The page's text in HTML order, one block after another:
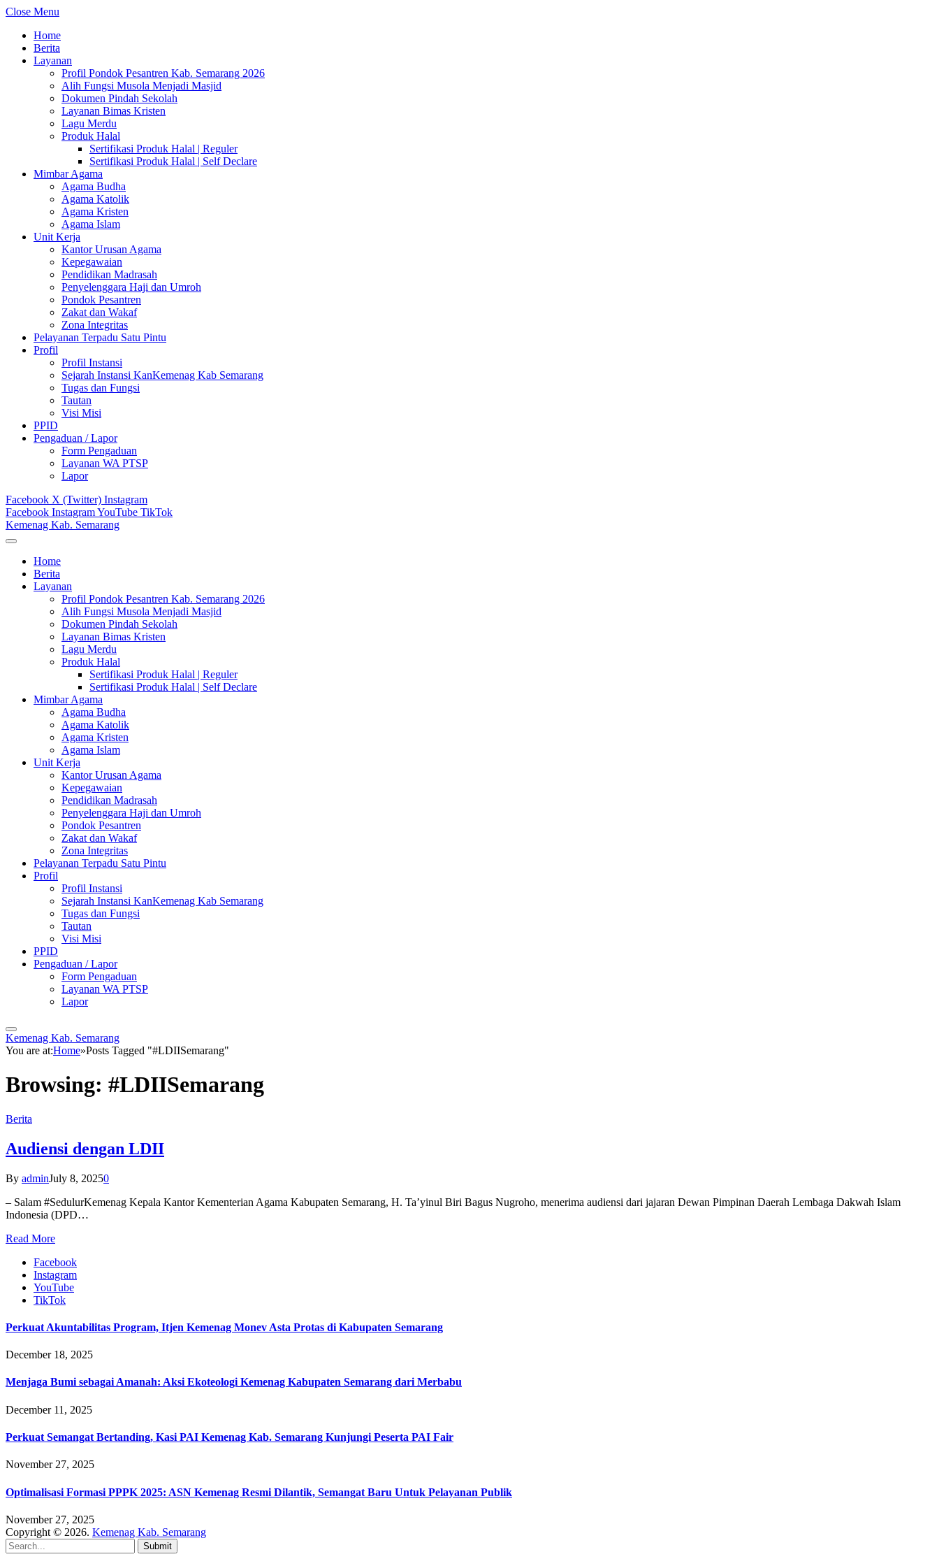
Close Menu
Home
Berita
Layanan
Profil Pondok Pesantren Kab. Semarang 2026
Alih Fungsi Musola Menjadi Masjid
Dokumen Pindah Sekolah
Layanan Bimas Kristen
Lagu Merdu
Produk Halal
Sertifikasi Produk Halal | Reguler
Sertifikasi Produk Halal | Self Declare
Mimbar Agama
Agama Budha
Agama Katolik
Agama Kristen
Agama Islam
Unit Kerja
Kantor Urusan Agama
Kepegawaian
Pendidikan Madrasah
Penyelenggara Haji dan Umroh
Pondok Pesantren
Zakat dan Wakaf
Zona Integritas
Pelayanan Terpadu Satu Pintu
Profil
Profil Instansi
Sejarah Instansi KanKemenag Kab Semarang
Tugas dan Fungsi
Tautan
Visi Misi
PPID
Pengaduan / Lapor
Form Pengaduan
Layanan WA PTSP
Lapor
Facebook X (Twitter) Instagram
Facebook InstagramYouTube TikTok
Kemenag Kab. Semarang
Home
Berita
Layanan
Profil Pondok Pesantren Kab. Semarang 2026
Alih Fungsi Musola Menjadi Masjid
Dokumen Pindah Sekolah
Layanan Bimas Kristen
Lagu Merdu
Produk Halal
Sertifikasi Produk Halal | Reguler
Sertifikasi Produk Halal | Self Declare
Mimbar Agama
Agama Budha
Agama Katolik
Agama Kristen
Agama Islam
Unit Kerja
Kantor Urusan Agama
Kepegawaian
Pendidikan Madrasah
Penyelenggara Haji dan Umroh
Pondok Pesantren
Zakat dan Wakaf
Zona Integritas
Pelayanan Terpadu Satu Pintu
Profil
Profil Instansi
Sejarah Instansi KanKemenag Kab Semarang
Tugas dan Fungsi
Tautan
Visi Misi
PPID
Pengaduan / Lapor
Form Pengaduan
Layanan WA PTSP
Lapor
Kemenag Kab. Semarang
You are at:Home»Posts Tagged "#LDIISemarang"
Browsing: #LDIISemarang
Berita
Audiensi dengan LDII
By adminJuly 8, 20250
– Salam #SedulurKemenag Kepala Kantor Kementerian Agama Kabupaten Semarang, H. Ta’yinul Biri Bagus Nugroho, menerima audiensi dari jajaran Dewan Pimpinan Daerah Lembaga Dakwah Islam
Indonesia (DPD…
Read More
Facebook
Instagram
YouTube
TikTok
Perkuat Akuntabilitas Program, Itjen Kemenag Monev Asta Protas di Kabupaten Semarang
December 18, 2025
Menjaga Bumi sebagai Amanah: Aksi Ekoteologi Kemenag Kabupaten Semarang dari Merbabu
December 11, 2025
Perkuat Semangat Bertanding, Kasi PAI Kemenag Kab. Semarang Kunjungi Peserta PAI Fair
November 27, 2025
Optimalisasi Formasi PPPK 2025: ASN Kemenag Resmi Dilantik, Semangat Baru Untuk Pelayanan Publik
November 27, 2025
Copyright © 2026. Kemenag Kab. Semarang
Submit